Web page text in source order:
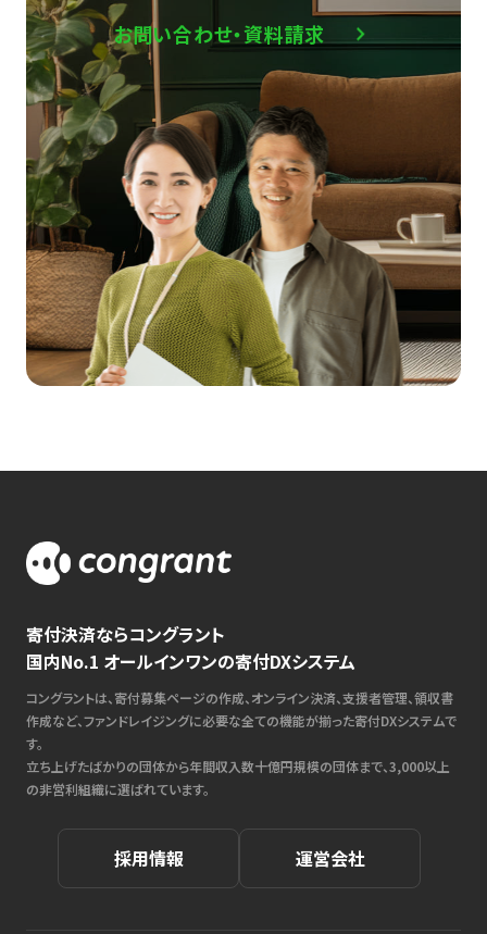
お問い合わせ・資料請求
寄付決済ならコングラント
国内No.1 オールインワンの寄付DXシステム
コングラントは、寄付募集ページの作成、オンライン決済、支援者管理、領収書
作成など、ファンドレイジングに必要な全ての機能が揃った寄付DXシステムで
す。
立ち上げたばかりの団体から年間収入数十億円規模の団体まで、3,000以上
の非営利組織に選ばれています。
採用情報 運営会社